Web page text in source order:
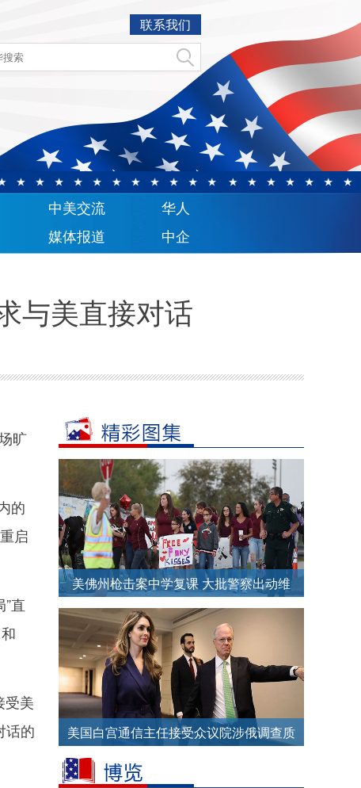
联系我们
中美交流
华人
媒体报道 中企
与美直接对话
旷
的
启
直
美
话的
美佛州枪击案中学复课 大批警察出动维
护治安
美国白宫通信主任接受众议院涉俄调查质